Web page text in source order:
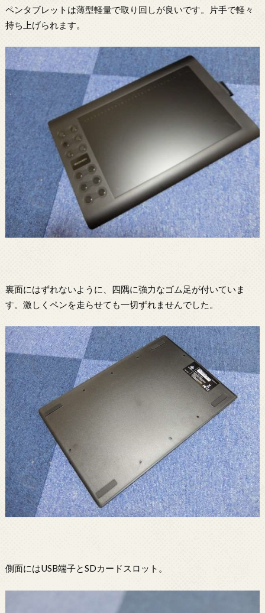
ペンタブレットは薄型軽量で取り回しが良いです。片手で軽々
持ち上げられます。
裏面にはずれないように、四隅に強力なゴム足が付いていま
す。激しくペンを走らせても一切ずれませんでした。
側面にはUSB端子とSDカードスロット。